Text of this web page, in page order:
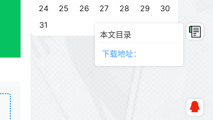
本文目录
下载地址：
24
25 26 27 28 29
30
31